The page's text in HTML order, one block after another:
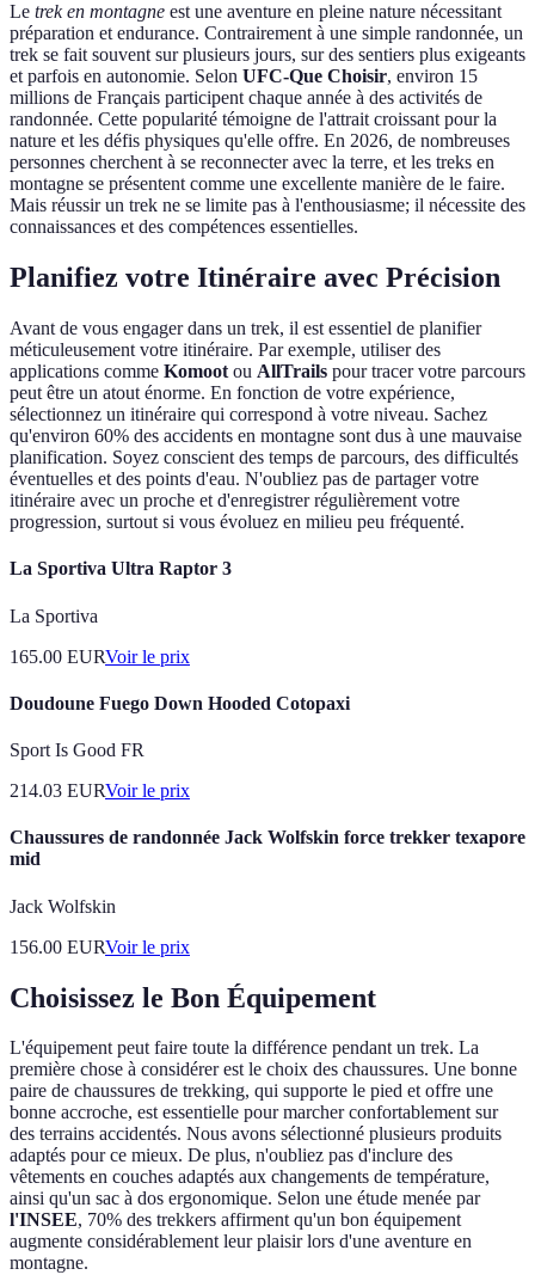
Le trek en montagne est une aventure en pleine nature nécessitant
préparation et endurance. Contrairement à une simple randonnée, un
trek se fait souvent sur plusieurs jours, sur des sentiers plus exigeants
et parfois en autonomie. Selon UFC-Que Choisir, environ 15
millions de Français participent chaque année à des activités de
randonnée. Cette popularité témoigne de l'attrait croissant pour la
nature et les défis physiques qu'elle offre. En 2026, de nombreuses
personnes cherchent à se reconnecter avec la terre, et les treks en
montagne se présentent comme une excellente manière de le faire.
Mais réussir un trek ne se limite pas à l'enthousiasme; il nécessite des
connaissances et des compétences essentielles.
Planifiez votre Itinéraire avec Précision
Avant de vous engager dans un trek, il est essentiel de planifier
méticuleusement votre itinéraire. Par exemple, utiliser des
applications comme Komoot ou AllTrails pour tracer votre parcours
peut être un atout énorme. En fonction de votre expérience,
sélectionnez un itinéraire qui correspond à votre niveau. Sachez
qu'environ 60% des accidents en montagne sont dus à une mauvaise
planification. Soyez conscient des temps de parcours, des difficultés
éventuelles et des points d'eau. N'oubliez pas de partager votre
itinéraire avec un proche et d'enregistrer régulièrement votre
progression, surtout si vous évoluez en milieu peu fréquenté.
La Sportiva Ultra Raptor 3
La Sportiva
165.00 EURVoir le prix
Doudoune Fuego Down Hooded Cotopaxi
Sport Is Good FR
214.03 EURVoir le prix
Chaussures de randonnée Jack Wolfskin force trekker texapore
mid
Jack Wolfskin
156.00 EURVoir le prix
Choisissez le Bon Équipement
L'équipement peut faire toute la différence pendant un trek. La
première chose à considérer est le choix des chaussures. Une bonne
paire de chaussures de trekking, qui supporte le pied et offre une
bonne accroche, est essentielle pour marcher confortablement sur
des terrains accidentés. Nous avons sélectionné plusieurs produits
adaptés pour ce mieux. De plus, n'oubliez pas d'inclure des
vêtements en couches adaptés aux changements de température,
ainsi qu'un sac à dos ergonomique. Selon une étude menée par
l'INSEE, 70% des trekkers affirment qu'un bon équipement
augmente considérablement leur plaisir lors d'une aventure en
montagne.